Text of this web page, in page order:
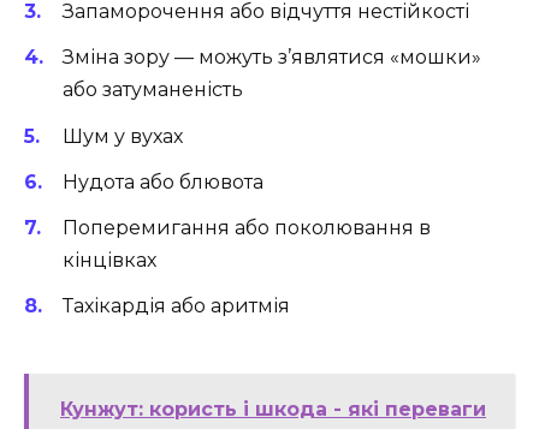
Запаморочення або відчуття нестійкості
Зміна зору — можуть з’являтися «мошки»
або затуманеність
Шум у вухах
Нудота або блювота
Поперемигання або поколювання в
кінцівках
Тахікардія або аритмія
Кунжут: користь і шкода - які переваги